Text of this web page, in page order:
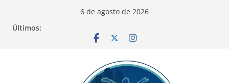
6 de agosto de 2026
Últimos: